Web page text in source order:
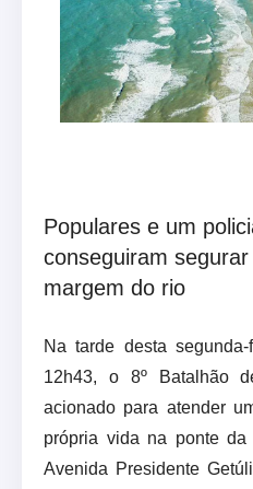
Populares e um
conseguiram
margem do rio
Na tarde desta
12h43, o 8º Batalhão
acionado para atender
própria vida na ponte da
Avenida Presidente